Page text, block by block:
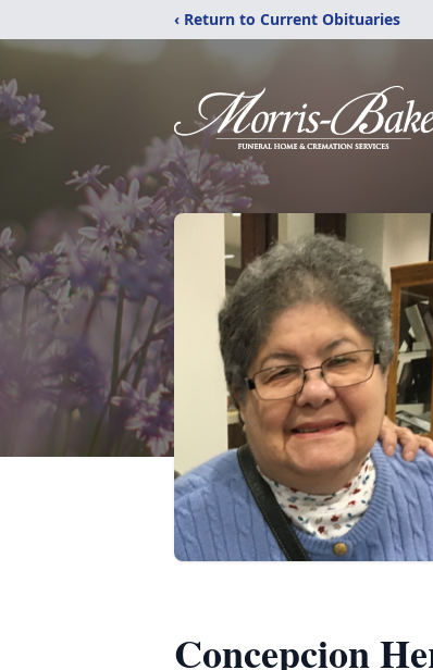
‹ Return to Current Obituaries
Concepcion